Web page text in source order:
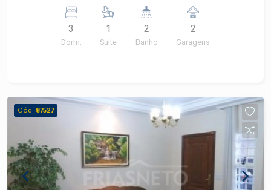
a poucos metros do Sam`s Club, Panobianco
Academia, Fuggi Sorvetes, entre outros. - 170m²
de área útil; - 3 dormitórios, sendo 1 suíte; - Sala
Construa o seu futuro com quem é agente de
desenvolvimento do mercado imobiliário de
Piracicaba. Agende sua visita!
3
Dorm.
1
Suite
2
Banho
2
Garagens
Cód. 87527